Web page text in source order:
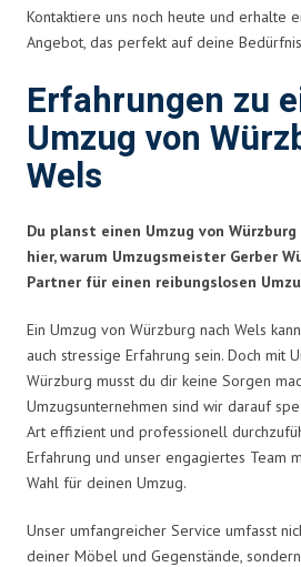
Kontaktiere uns noch heute und erhalte
Angebot, das perfekt auf deine
Erfahrungen zu
Umzug von
Wels
Du planst einen Umzug von
hier, warum Umzugsmeister Gerber
Partner für einen reibungslosen
Ein Umzug von Würzburg nach Wels
auch stressige Erfahrung sein. Doch mit
Würzburg musst du dir keine Sorgen
Umzugsunternehmen sind wir darauf
Art effizient und professionell
Erfahrung und unser engagiertes Team
Wahl für deinen Umzug.
Unser umfangreicher Service umfasst
deiner Möbel und Gegenstände,